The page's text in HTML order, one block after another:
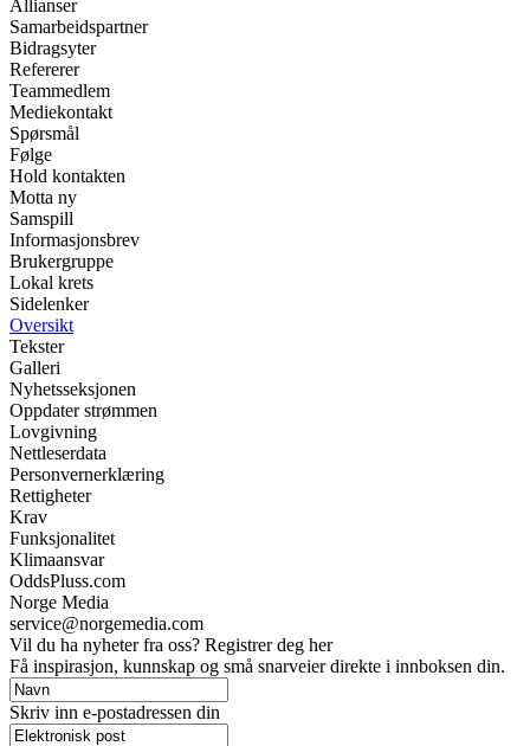
Allianser
Samarbeidspartner
Bidragsyter
Refererer
Teammedlem
Mediekontakt
Spørsmål
Følge
Hold kontakten
Motta ny
Samspill
Informasjonsbrev
Brukergruppe
Lokal krets
Sidelenker
Oversikt
Tekster
Galleri
Nyhetsseksjonen
Oppdater strømmen
Lovgivning
Nettleserdata
Personvernerklæring
Rettigheter
Krav
Funksjonalitet
Klimaansvar
OddsPluss.com
Norge Media
service@norgemedia.com
Vil du ha nyheter fra oss? Registrer deg her
Få inspirasjon, kunnskap og små snarveier direkte i innboksen din.
Skriv inn e-postadressen din